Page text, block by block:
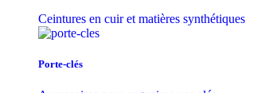
Ceintures en cuir et matières synthétiques
Porte-clés